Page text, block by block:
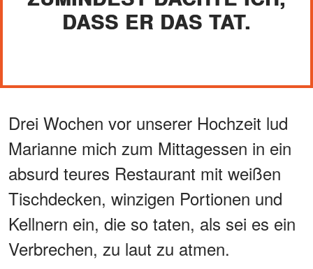
DASS ER DAS TAT.
Drei Wochen vor unserer Hochzeit lud
Marianne mich zum Mittagessen in ein
absurd teures Restaurant mit weißen
Tischdecken, winzigen Portionen und
Kellnern ein, die so taten, als sei es ein
Verbrechen, zu laut zu atmen.